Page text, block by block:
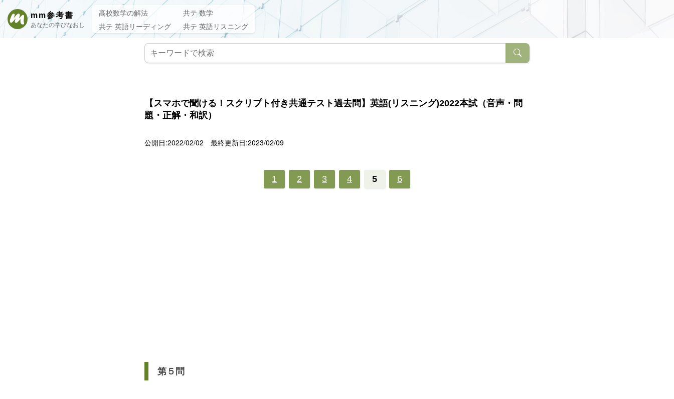
mm参考書
あなたの学びなおし
高校数学の解法
共テ 数学
共テ 英語リーディング
共テ 英語リスニング
【スマホで聞ける！スクリプト付き共通テスト過去問】英語(リスニング)2022本試（音声・問
題・正解・和訳）
公開日:2022/02/02 最終更新日:2023/02/09
1 2 3 4 5 6
第５問